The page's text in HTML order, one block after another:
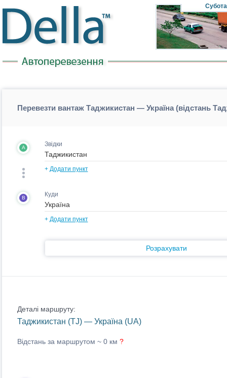
Субота
Перевезти вантаж Таджикистан — Україна (відстань
A Звідки
+ Додати пункт
B Куди
+ Додати пункт
Розрахувати
Деталі маршруту:
Таджикистан (TJ) — Україна (UA)
Відстань за маршрутом ~ 0 км ?